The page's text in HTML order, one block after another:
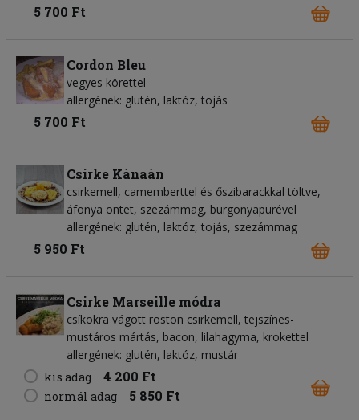
5 700 Ft
Cordon Bleu
vegyes körettel
allergének: glutén, laktóz, tojás
5 700 Ft
Csirke Kánaán
csirkemell, camemberttel és őszibarackkal töltve,
áfonya öntet, szezámmag, burgonyapürével
allergének: glutén, laktóz, tojás, szezámmag
5 950 Ft
Csirke Marseille módra
csíkokra vágott roston csirkemell, tejszínes-
mustáros mártás, bacon, lilahagyma, krokettel
allergének: glutén, laktóz, mustár
kis adag
4 200 Ft
normál adag 5 850 Ft